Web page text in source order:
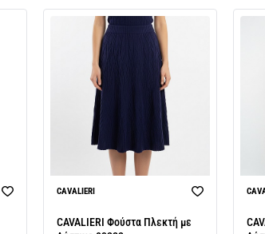
CAVALIERI
CAVALIERI Φούστα Πλεκτή με